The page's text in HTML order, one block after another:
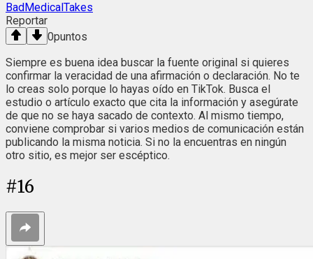
BadMedicalTakes
Reportar
0puntos
Siempre es buena idea buscar la fuente original si quieres
confirmar la veracidad de una afirmación o declaración. No te
lo creas solo porque lo hayas oído en TikTok. Busca el
estudio o artículo exacto que cita la información y asegúrate
de que no se haya sacado de contexto. Al mismo tiempo,
conviene comprobar si varios medios de comunicación están
publicando la misma noticia. Si no la encuentras en ningún
otro sitio, es mejor ser escéptico.
#16